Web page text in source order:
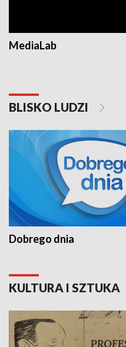
MediaLab
BLISKO LUDZI
Dobrego dnia
KULTURA I SZTUKA